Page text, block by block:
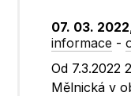
07. 03.
informace -
Od 7.3.2022
Mělnická v